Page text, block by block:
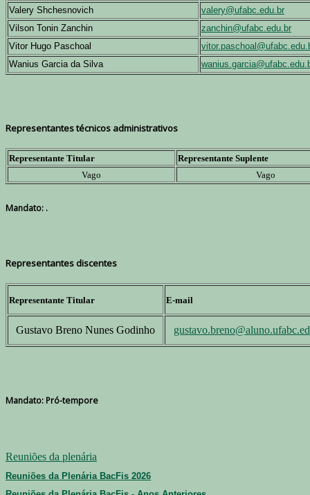
Valery Shchesnovich
valery@ufabc.edu.br
Vilson Tonin Zanchin
zanchin@ufabc.edu.br
Vitor Hugo Paschoal
Wanius Garcia da Silva
Representantes técnicos administrativos
Representante Titular
Representante Suplente
Vago
Vago
Mandato: .
Representantes discentes
Representante Titular E-mail
Gustavo Breno Nunes Godinho
Mandato: Pró-tempore
Reuniões da plenária
Reuniões da Plenária BacFis 2026